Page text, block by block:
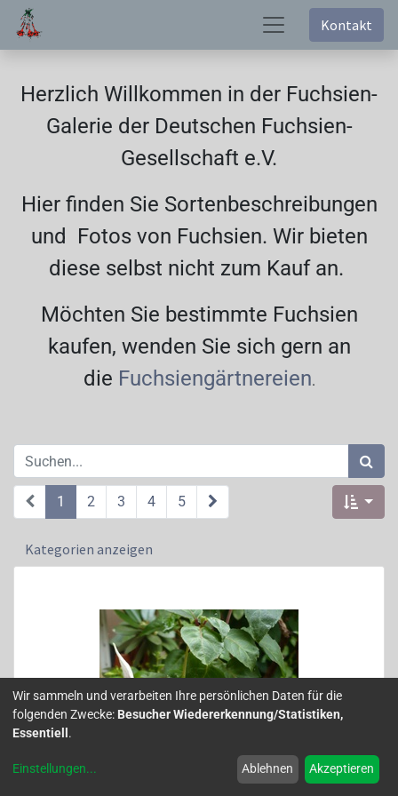
Kontakt
Herzlich Willkommen in der Fuchsien-
Galerie der Deutschen Fuchsien-
Gesellschaft e.V.
Hier finden Sie Sortenbeschreibungen
und Fotos von Fuchsien. Wir bieten
diese selbst nicht zum Kauf an.
Möchten Sie bestimmte Fuchsien
kaufen, wenden Sie sich gern an
die Fuchsiengärtnereien.
1 2 3 4 5
Kategorien anzeigen
Wir sammeln und verarbeiten Ihre persönlichen Daten für die
folgenden Zwecke: Besucher Wiedererkennung/Statistiken,
Essentiell .
Einstellungen... Ablehnen Akzeptieren